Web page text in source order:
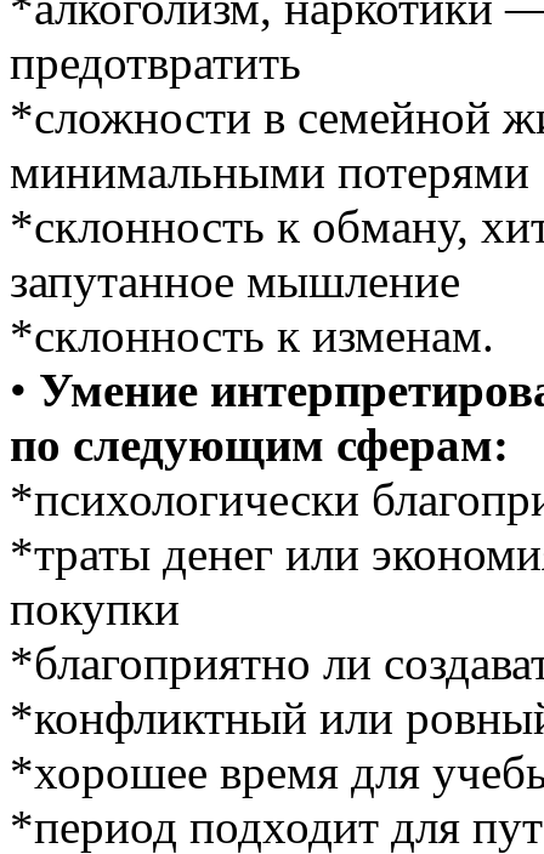
предотвратить
*сложности в семейной
минимальными потерями
*склонность к обману,
запутанное мышление
*склонность к изменам.
• Умение
по следующим сферам:
*психологически
*траты денег или
покупки
*благоприятно ли
*конфликтный или
*хорошее время для
*период подходит для